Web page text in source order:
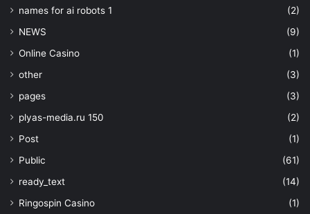
names for ai robots 1
(2)
NEWS
(9)
Online Casino
(1)
other
(3)
pages
(3)
plyas-media.ru 150
(2)
Post
(1)
Public
(61)
ready_text
(14)
Ringospin Casino
(1)